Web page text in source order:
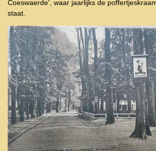
Coeswaerde', waar jaarlijks de
staat.